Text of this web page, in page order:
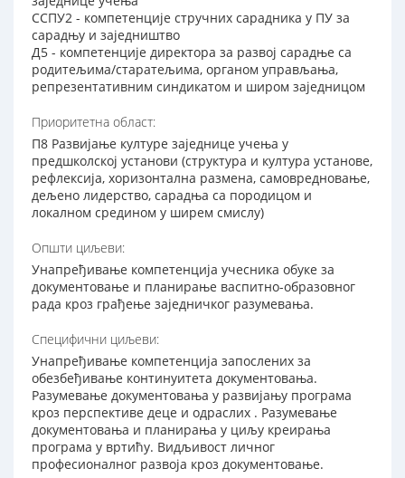
ССПУ2 - компетенције стручних сарадника у ПУ за
сарадњу и заједништво
Д5 - компетенције директора за развој сарадње са
родитељима/старатељима, органом управљања,
репрезентативним синдикатом и широм заједницом
Приоритетна област:
П8 Развијање културе заједнице учења у
предшколској установи (структура и култура установе,
рефлексија, хоризонтална размена, самовредновање,
дељено лидерство, сарадња са породицом и
локалном средином у ширем смислу)
Општи циљеви:
Унапређивање компетенција учесника обуке за
документовање и планирање васпитно-образовног
рада кроз грађење заједничког разумевања.
Специфични циљеви:
Унапређивање компетенција запослених за
обезбеђивање континуитета документовања.
Разумевање документовања у развијању програма
кроз перспективе деце и одраслих . Разумевање
документовања и планирања у циљу креирања
програма у вртићу. Видљивост личног
професионалног развоја кроз документовање.